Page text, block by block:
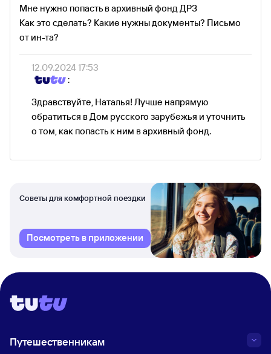
Мне нужно попасть в архивный фонд ДРЗ
Как это сделать? Какие нужны документы? Письмо
от ин-та?
12.09.2024 17:53
:
Здравствуйте, Наталья! Лучше напрямую
обратиться в Дом русского зарубежья и уточнить
о том, как попасть к ним в архивный фонд.
Советы для комфортной поездки
Посмотреть в приложении
Путешественникам